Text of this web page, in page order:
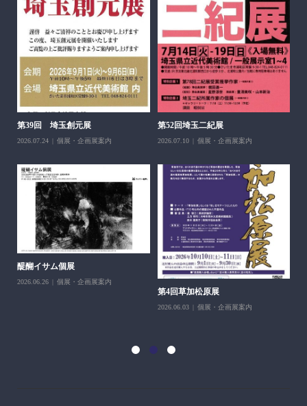
第39回 埼玉創元展
2026.07.24 個展・企画展案内
第52回埼玉二紀展
2026.07.10 個展・企画展案内
醍醐イサム個展
2026.06.26 個展・企画展案内
第4回草加松原展
2026.06.03 個展・企画展案内